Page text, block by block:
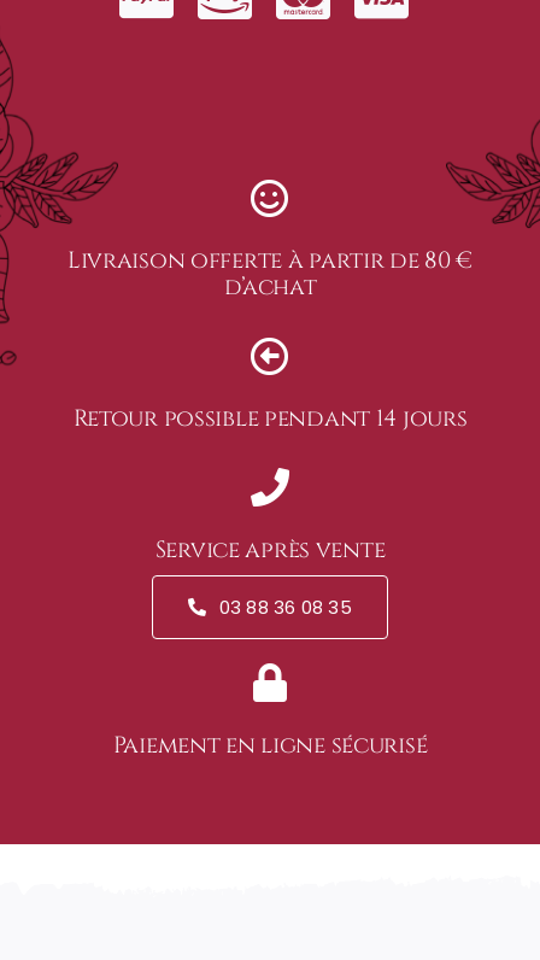
Livraison offerte à partir de 80 €
d’achat
Retour possible pendant 14 jours
Service après vente
03 88 36 08 35
Paiement en ligne sécurisé